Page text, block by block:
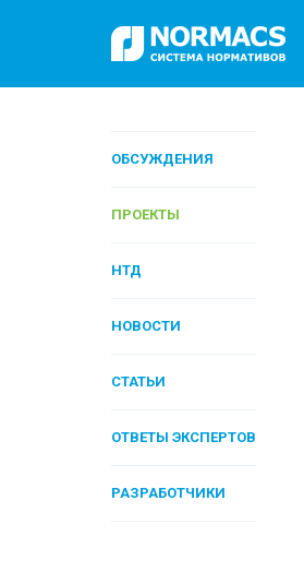
ОБСУЖДЕНИЯ
ПРОЕКТЫ
НТД
НОВОСТИ
СТАТЬИ
ОТВЕТЫ ЭКСПЕРТОВ
РАЗРАБОТЧИКИ